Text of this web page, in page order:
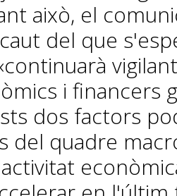
això, el
del que
i financers
dos factors
del quadre